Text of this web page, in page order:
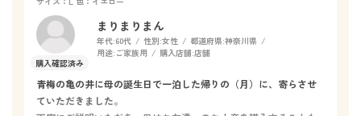
まりまりまん
年代:60代 性別:女性 都道府県:神奈川県
用途: ご家族用 購入店舗:店舗
青梅の亀の井に母の誕生日で一泊した帰りの（月）に、寄らさせ
ていただきました。